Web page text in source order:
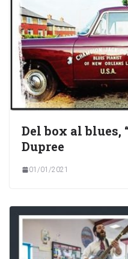
Del box al blues,
Dupree
01/01/2021